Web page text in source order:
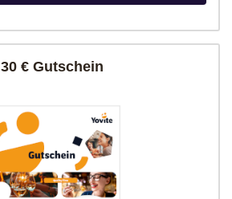
30 € Gutschein